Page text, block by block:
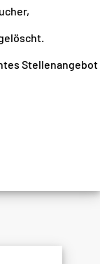
Stellenangebot